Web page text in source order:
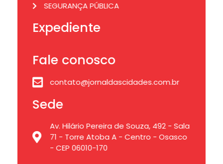
SEGURANÇA PÚBLICA
Expediente
Fale conosco
contato@jornaldascidades.com.br
Sede
Av. Hilário Pereira de Souza, 492 - Sala
71 - Torre Atoba A - Centro - Osasco
- CEP 06010-170